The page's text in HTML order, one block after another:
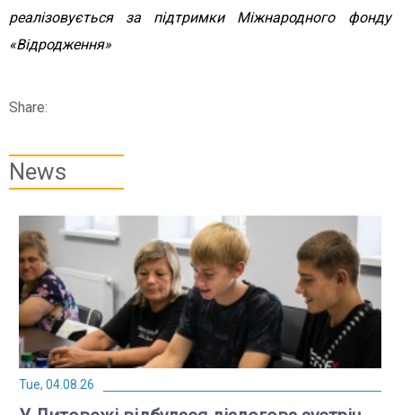
реалізовується за підтримки Міжнародного фонду
«Відродження»
Share:
News
Tue, 04.08.26